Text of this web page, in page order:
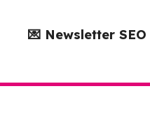
💌 Newsletter SEO